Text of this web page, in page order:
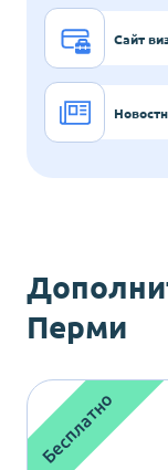
Сайт
Перми
Бесплатно